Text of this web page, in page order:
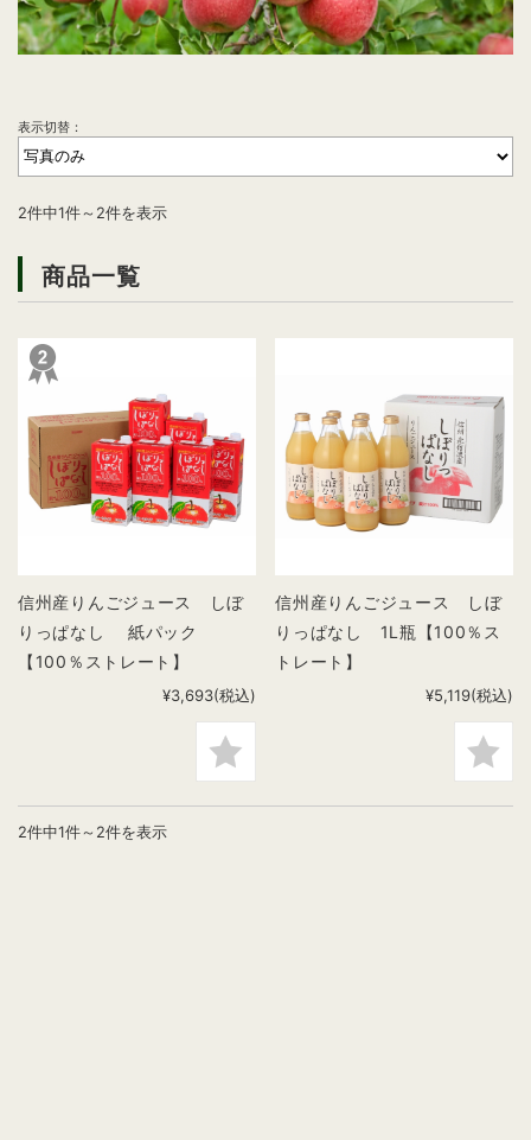
表示切替：
2件中1件～2件を表示
商品一覧
信州産りんごジュース しぼ
りっぱなし 紙パック
【100％ストレート】
¥3,693(税込)
信州産りんごジュース しぼ
りっぱなし 1L瓶【100％ス
トレート】
¥5,119(税込)
2件中1件～2件を表示